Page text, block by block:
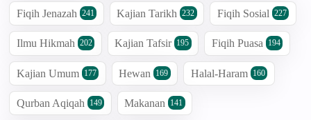
Fiqih Jenazah 241 Kajian Tarikh 232 Fiqih Sosial 227
Ilmu Hikmah 202 Kajian Tafsir 195 Fiqih Puasa 194
Kajian Umum 177 Hewan 169 Halal-Haram 160
Qurban Aqiqah 149 Makanan 141